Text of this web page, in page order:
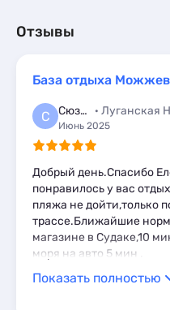
Отзывы
С Сюзанна
Июнь 2025
Добрый день.Спасибо
понравилось у вас
пляжа не дойти,только
трассе.Ближайшие
магазине в Судаке,10
моря на авто 5 мин .
Показать полностью